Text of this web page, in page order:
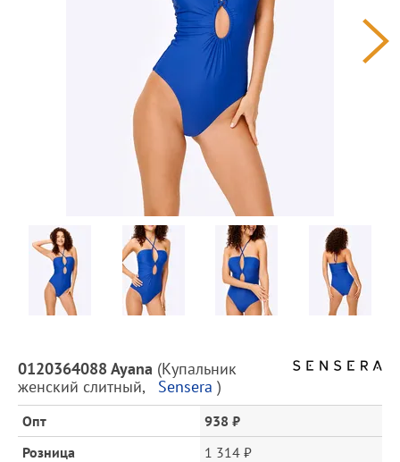
Предпросмотр
фотографий
Описание
товара
и
цена
0120364088 Ayana (Купальник
женский слитный, Sensera )
Опт
938 ₽
Розница
1 314 ₽